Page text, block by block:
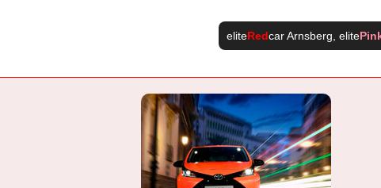
eliteRedcar Arnsberg , elite